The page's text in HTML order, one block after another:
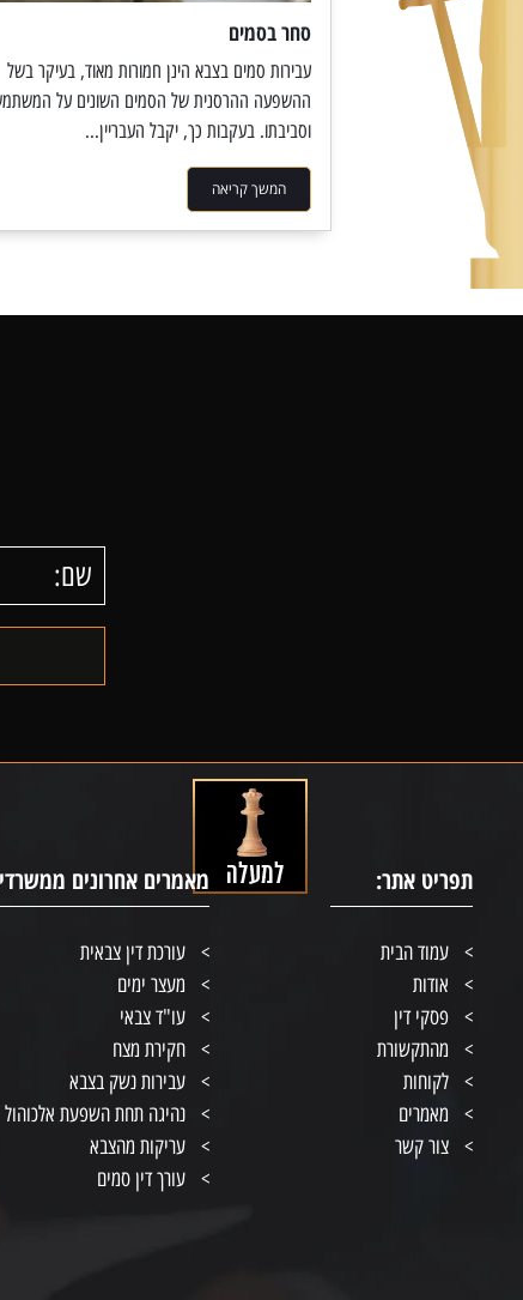
סחר בסמים
עבירות סמים בצבא הינן חמורות מאוד, בעיקר בשל
ההשפעה ההרסנית של הסמים השונים על
וסביבתו. בעקבות כך, יקבל העבריין...
המשך קריאה
תפריט אתר:
עמוד הבית
אודות
פסקי דין
מהתקשורת
לקוחות
מאמרים
צור קשר
מאמרים אחרונים
עורכת דין צבאית
מעצר ימים
עו"ד צבאי
חקירת מצח
עבירות נשק בצבא
נהיגה תחת השפעת אלכוהול
עריקות מהצבא
עורך דין סמים